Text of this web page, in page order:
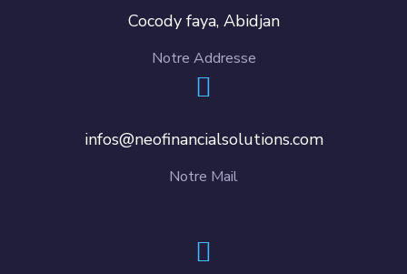
Cocody faya, Abidjan
Notre Addresse
infos@neofinancialsolutions.com
Notre Mail